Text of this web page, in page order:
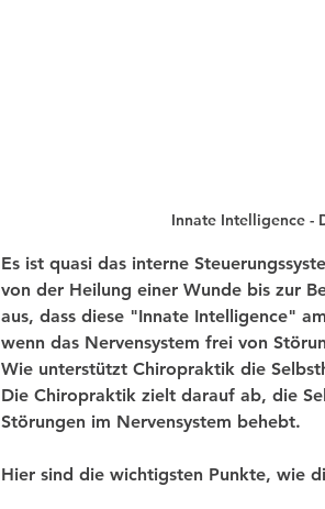
Innate Intelligence -
Es ist quasi das interne
von der Heilung einer Wunde bis zur
aus, dass diese "Innate Intelligence"
wenn das Nervensystem frei von
Wie unterstützt Chiropraktik die
Die Chiropraktik zielt darauf ab, die
Störungen im Nervensystem behebt.
Hier sind die wichtigsten Punkte, wie